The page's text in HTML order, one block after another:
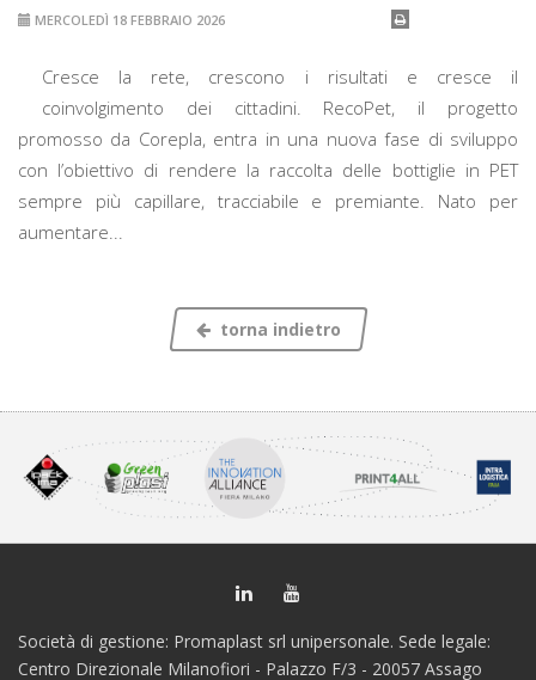
MERCOLEDÌ 18 FEBBRAIO 2026
Cresce la rete, crescono i risultati e cresce il
coinvolgimento dei cittadini. RecoPet, il progetto
promosso da Corepla, entra in una nuova fase di sviluppo
con l’obiettivo di rendere la raccolta delle bottiglie in PET
sempre più capillare, tracciabile e premiante. Nato per
aumentare...
torna indietro
Società di gestione: Promaplast srl unipersonale. Sede legale:
Centro Direzionale Milanofiori - Palazzo F/3 - 20057 Assago